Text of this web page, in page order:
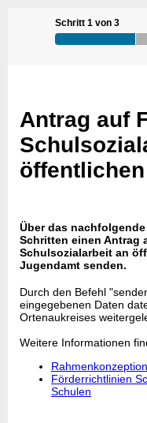
Schritt 1 von 3
Antrag auf
Über das
Schritten einen Antrag
Schulsozialarbeit an
Jugendamt senden.
Durch den Befehl
eingegebenen Daten
Ortenaukreises
Weitere Informationen
Förderrichtlinien
Schulen